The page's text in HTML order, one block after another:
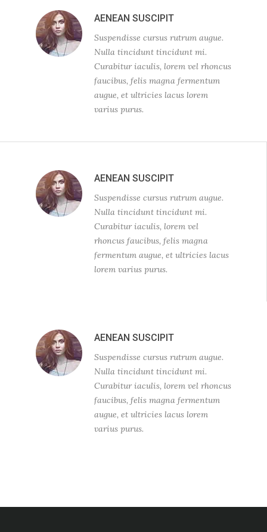
AENEAN SUSCIPIT
Suspendisse cursus rutrum augue.
Nulla tincidunt tincidunt mi.
Curabitur iaculis, lorem vel rhoncus
faucibus, felis magna fermentum
augue, et ultricies lacus lorem
varius purus.
AENEAN SUSCIPIT
Suspendisse cursus rutrum augue.
Nulla tincidunt tincidunt mi.
Curabitur iaculis, lorem vel
rhoncus faucibus, felis magna
fermentum augue, et ultricies lacus
lorem varius purus.
AENEAN SUSCIPIT
Suspendisse cursus rutrum augue.
Nulla tincidunt tincidunt mi.
Curabitur iaculis, lorem vel rhoncus
faucibus, felis magna fermentum
augue, et ultricies lacus lorem
varius purus.